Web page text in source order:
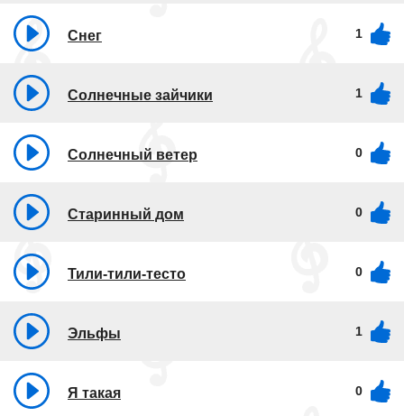
Снег 1
Солнечные зайчики 1
Солнечный ветер 0
Старинный дом 0
Тили-тили-тесто 0
Эльфы 1
Я такая 0